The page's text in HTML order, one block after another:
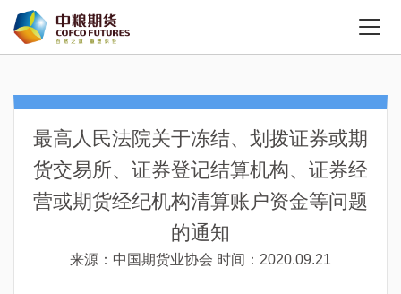
最高人民法院关于冻结、划拨证券或期
货交易所、证券登记结算机构、证券经
营或期货经纪机构清算账户资金等问题
的通知
来源：中国期货业协会 时间：2020.09.21